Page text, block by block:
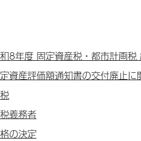
8年度 固定資産税・都市計画
資産評価額通知書の交付廃止に
義務者
の決定